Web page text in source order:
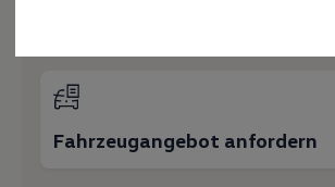
Besitzer und Service
Service und Ersatzteile
Fahrzeugangebot anfordern